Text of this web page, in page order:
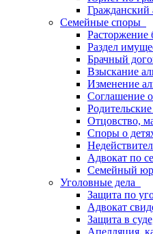
Гражданский
Семейные споры
Расторжение
Раздел
Брачный
Взыскание
Изменение
Соглашение
Отцовство,
Споры о
Адвокат по
Семейный
Уголовные дела
Защита по
Адвокат
Защита в
Апелляция,